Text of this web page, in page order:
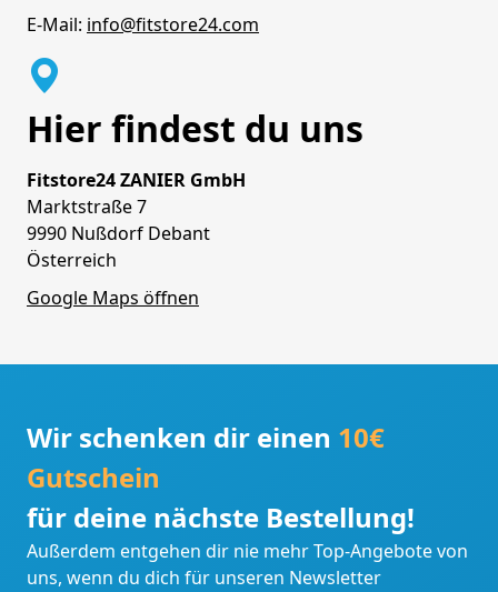
E-Mail: info@fitstore24.com
Hier findest du uns
Fitstore24 ZANIER GmbH
Marktstraße 7
9990 Nußdorf Debant
Österreich
Google Maps öffnen
Wir schenken dir einen 10€
Gutschein
für deine nächste Bestellung!
Außerdem entgehen dir nie mehr Top-Angebote von
uns, wenn du dich für unseren Newsletter